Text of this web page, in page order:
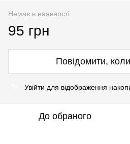
Немає в наявності
95 грн
Повідомити,
Увійти для відображення
До обраного